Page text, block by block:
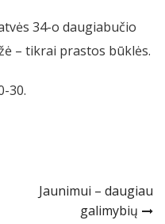
34-o daugiabučio
– tikrai prastos būklės.
30.
Jaunimui – daugiau
galimybių